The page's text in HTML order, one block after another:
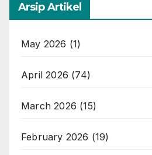
Arsip Artikel
May 2026 (1)
April 2026 (74)
March 2026 (15)
February 2026 (19)